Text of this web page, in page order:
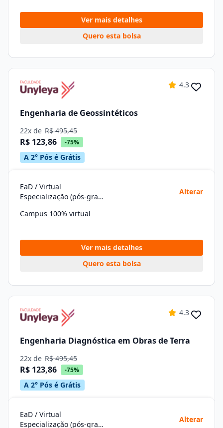
Ver mais detalhes
Quero esta bolsa
4.3
Engenharia de Geossintéticos
22x de R$ 495,45
R$ 123,86 -75%
A 2° Pós é Grátis
EaD / Virtual
Especialização (pós-graduação)
Alterar
Campus 100% virtual
Ver mais detalhes
Quero esta bolsa
4.3
Engenharia Diagnóstica em Obras de Terra
22x de R$ 495,45
R$ 123,86 -75%
A 2° Pós é Grátis
EaD / Virtual
Especialização (pós-graduação)
Alterar